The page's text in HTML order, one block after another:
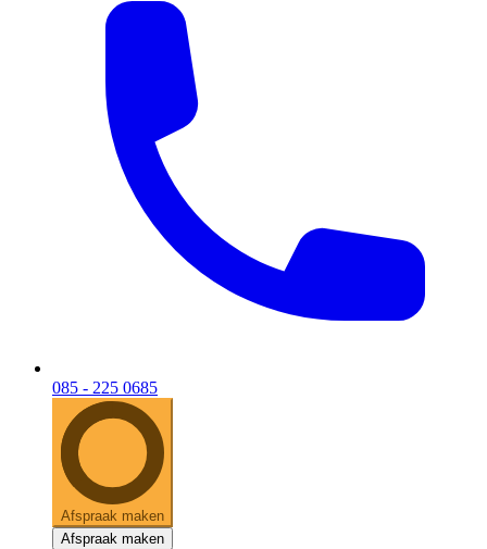
085 - 225 0685
Afspraak maken
Afspraak maken